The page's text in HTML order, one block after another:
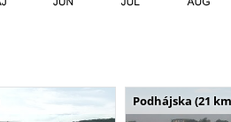
Podhájska (21